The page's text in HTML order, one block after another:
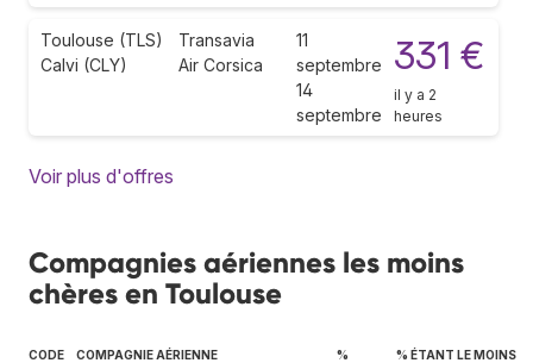
Toulouse (TLS)
Calvi (CLY)
Transavia
Air Corsica
11
septembre
14
septembre
331 €
il y a 2
heures
Voir plus d'offres
Compagnies aériennes les moins
chères en Toulouse
CODE COMPAGNIE AÉRIENNE
%
% ÉTANT LE MOINS